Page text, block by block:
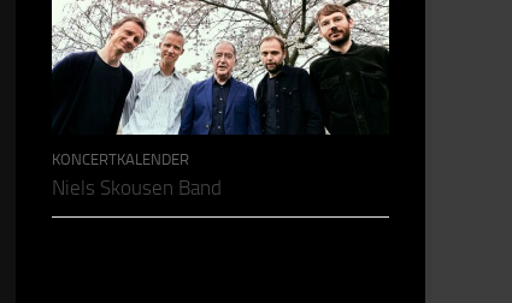
KONCERTKALENDER
Niels Skousen Band